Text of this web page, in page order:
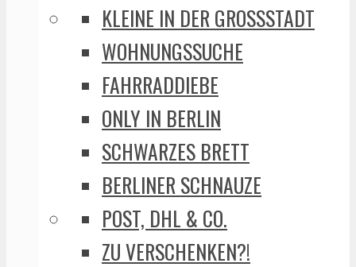
KLEINE IN DER GROSSSTADT
WOHNUNGSSUCHE
FAHRRADDIEBE
ONLY IN BERLIN
SCHWARZES BRETT
BERLINER SCHNAUZE
POST, DHL & CO.
ZU VERSCHENKEN?!